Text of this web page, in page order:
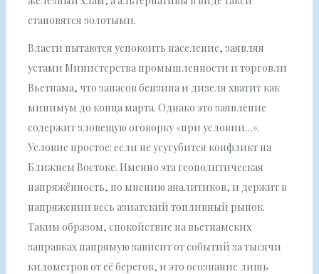
становятся золотыми.
Власти пытаются успокоить население, заявляя
устами Министерства промышленности и торговли
Вьетнама, что запасов бензина и дизеля хватит как
минимум до конца марта. Однако это заявление
содержит зловещую оговорку «при условии…».
Условие простое: если не усугубится конфликт на
Ближнем Востоке. Именно эта геополитическая
напряжённость, по мнению аналитиков, и держит в
напряжении весь азиатский топливный рынок.
Таким образом, спокойствие на вьетнамских
заправках напрямую зависит от событий за тысячи
километров от её берегов, и это осознание лишь